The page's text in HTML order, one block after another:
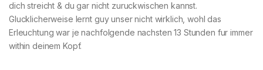
dich streicht & du gar nicht zuruckwischen kannst.
Glucklicherweise lernt guy unser nicht wirklich, wohl das
Erleuchtung war je nachfolgende nachsten 13 Stunden fur immer
within deinem Kopf.